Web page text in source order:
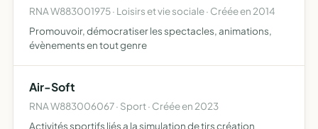
RNA W883001975 · Loisirs et vie sociale · Créée en 2014
Promouvoir, démocratiser les spectacles, animations,
évènements en tout genre
Air-Soft
RNA W883006067 · Sport · Créée en 2023
Activités sportifs liés a la simulation de tirs création